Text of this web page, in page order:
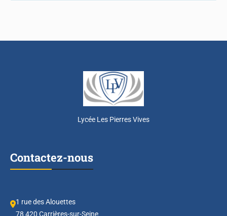
Lycée Les Pierres Vives
Contactez-nous
1 rue des Alouettes
78 420 Carrières-sur-Seine